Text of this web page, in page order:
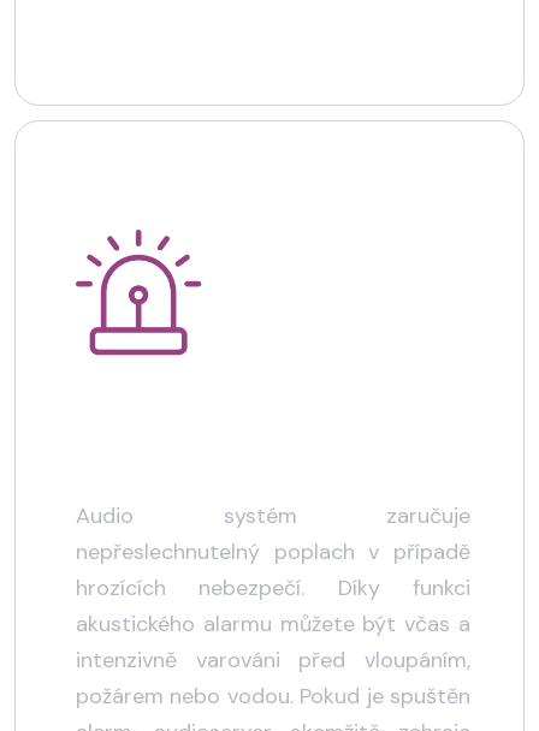
Audio systém zaručuje
nepřeslechnutelný poplach v případě
hrozících nebezpečí. Díky funkci
akustického alarmu můžete být včas a
intenzivně varováni před vloupáním,
požárem nebo vodou. Pokud je spuštěn